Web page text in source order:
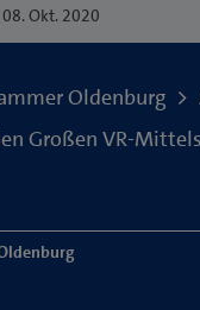
Okt. 2020
Oldenburg
Großen VR-